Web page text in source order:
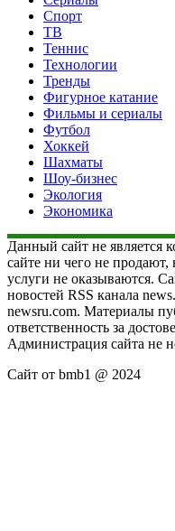
Спорт
ТВ
Теннис
Технологии
Тренды
Фигурное катание
Фильмы и сериалы
Футбол
Хоккей
Шахматы
Шоу-бизнес
Экология
Экономика
Данный сайт не является
сайте ни чего не
услуги не оказываются.
новостей RSS канала
newsru.com. Материалы
ответственность за
Администрация сайта не
Сайт от bmb1 @ 2024